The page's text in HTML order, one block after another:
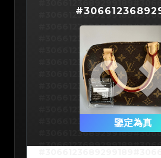
#3066123689299189
#3066123689299189
#3066123689299189
#3066123689299189
#3066123689299189
#3066123689299189
#3066123689299189
#3066123689299189
#3066123689299189
#3066123689299189
#3066123689299189
#
鑒定為真